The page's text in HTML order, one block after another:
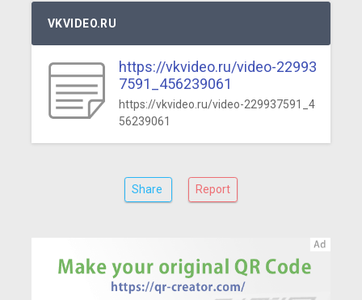
VKVIDEO.RU
https://vkvideo.ru/video-22993
7591_456239061
https://vkvideo.ru/video-229937591_4
56239061
Share Report